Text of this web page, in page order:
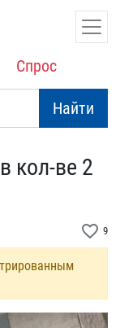
Спрос
Найти
ко​л-ве 2
favorite_border 9